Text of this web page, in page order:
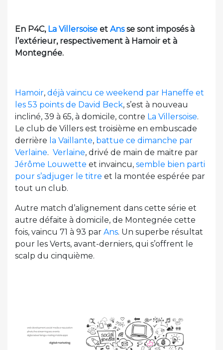
En P4C, La Villersoise et Ansse sont imposés à
l’extérieur, respectivement à Hamoir et à
Montegnée.
Hamoir, déjà vaincu ce weekend par Haneffe et
les 53 points de David Beck, s’est à nouveau
incliné, 39 à 65, à domicile, contre La Villersoise.
Le club de Villers est troisième en embuscade
derrière la Vaillante, battue ce dimanche par
Verlaine. Verlaine, drivé de main de maitre par
Jérôme Louwette et invaincu, semble bien parti
pour s’adjuger le titre et la montée espérée par
tout un club.
Autre match d’alignement dans cette série et
autre défaite à domicile, de Montegnée cette
fois, vaincu 71 à 93 par Ans. Un superbe résultat
pour les Verts, avant-derniers, qui s’offrent le
scalp du cinquième.